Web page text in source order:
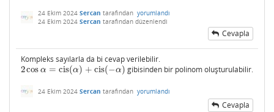
24 Ekim 2024 Sercan tarafından yorumlandı
24 Ekim 2024 Sercan tarafından düzenlendi
Cevapla
Kompleks sayılarla da bi cevap verilebilir.
2cos α = cis(α) + cis(−α)
2cosα=cis( α)+cis(− α) gibisinden bir polinom oluşturulabilir.
24 Ekim 2024 Sercan tarafından yorumlandı
Cevapla